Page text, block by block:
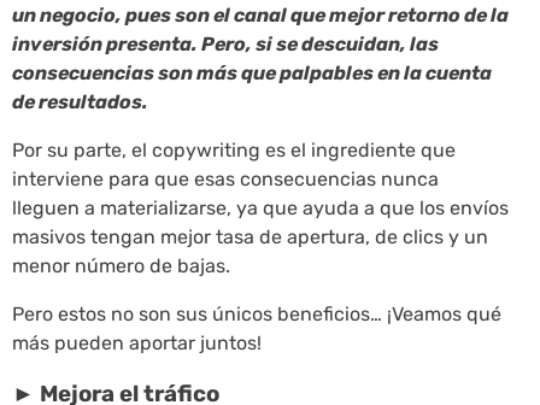
un negocio, pues son el canal que mejor retorno de la
inversión presenta. Pero, si se descuidan, las
consecuencias son más que palpables en la cuenta
de resultados.
Por su parte, el copywriting es el ingrediente que
interviene para que esas consecuencias nunca
lleguen a materializarse, ya que ayuda a que los envíos
masivos tengan mejor tasa de apertura, de clics y un
menor número de bajas.
Pero estos no son sus únicos beneficios… ¡Veamos qué
más pueden aportar juntos!
► Mejora el tráfico